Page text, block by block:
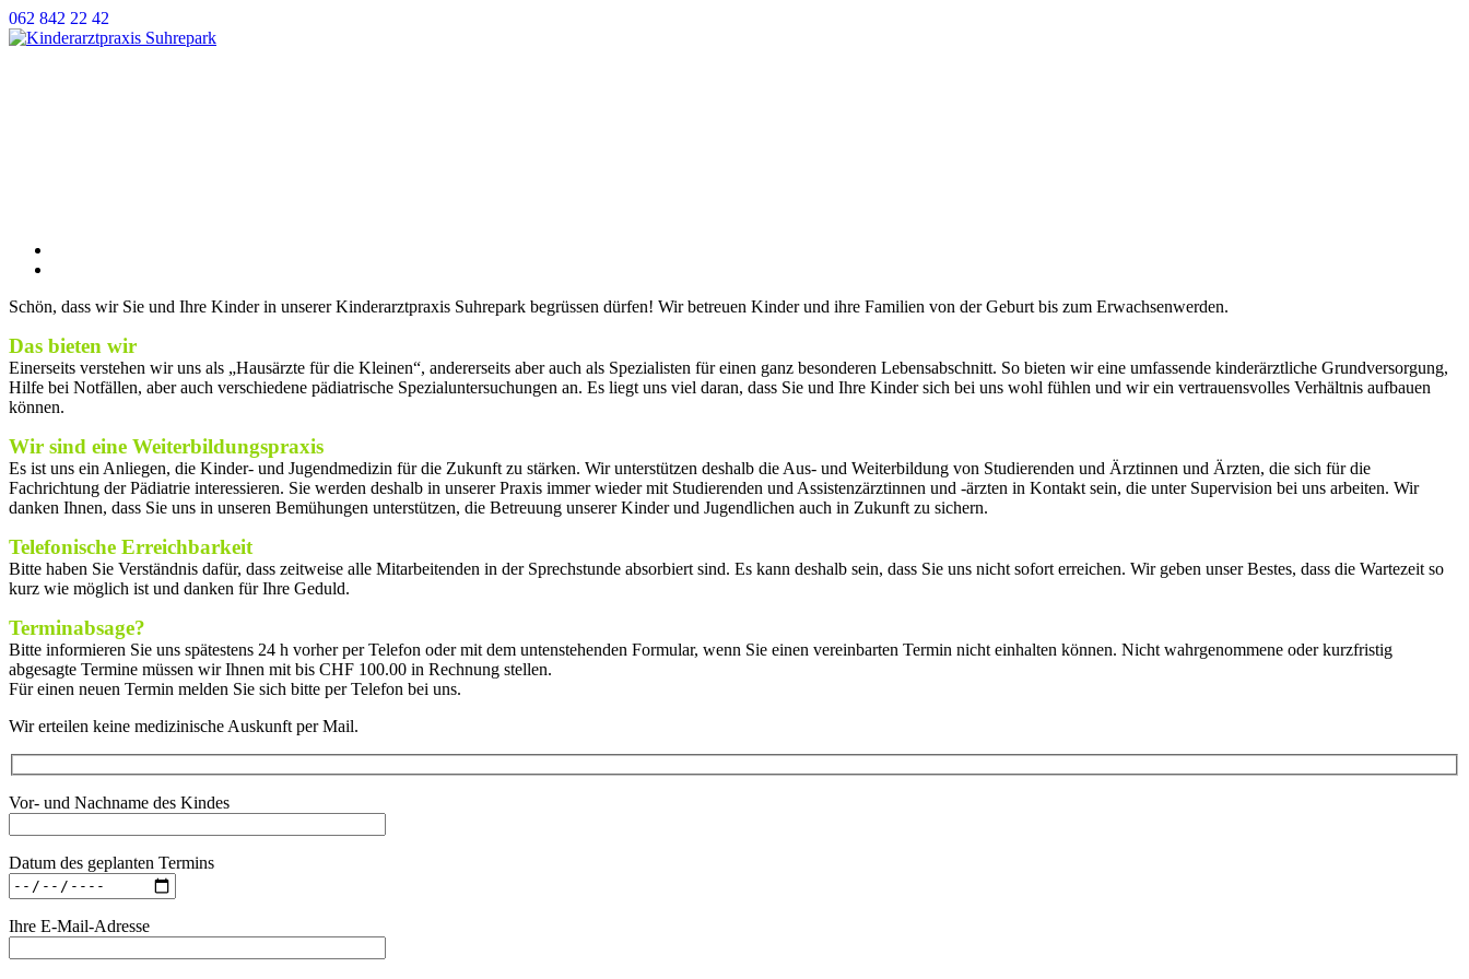
Weiter
zum
062 842 22 42
Schön, dass wir Sie und Ihre Kinder in unserer Kinderarztpraxis Suhrepark begrüssen dürfen! Wir betreuen Kinder und ihre Familien von der Geburt bis zum Erwachsenwerden.
Das bieten wir
Einerseits verstehen wir uns als „Hausärzte für die Kleinen“, andererseits aber auch als Spezialisten für einen ganz besonderen Lebensabschnitt. So bieten wir eine umfassende kinderärztliche Grundversorgung,
Hilfe bei Notfällen, aber auch verschiedene pädiatrische Spezialuntersuchungen an. Es liegt uns viel daran, dass Sie und Ihre Kinder sich bei uns wohl fühlen und wir ein vertrauensvolles Verhältnis aufbauen
können.
Wir sind eine Weiterbildungspraxis
Es ist uns ein Anliegen, die Kinder- und Jugendmedizin für die Zukunft zu stärken. Wir unterstützen deshalb die Aus- und Weiterbildung von Studierenden und Ärztinnen und Ärzten, die sich für die
Fachrichtung der Pädiatrie interessieren. Sie werden deshalb in unserer Praxis immer wieder mit Studierenden und Assistenzärztinnen und -ärzten in Kontakt sein, die unter Supervision bei uns arbeiten. Wir
danken Ihnen, dass Sie uns in unseren Bemühungen unterstützen, die Betreuung unserer Kinder und Jugendlichen auch in Zukunft zu sichern.
Telefonische Erreichbarkeit
Bitte haben Sie Verständnis dafür, dass zeitweise alle Mitarbeitenden in der Sprechstunde absorbiert sind. Es kann deshalb sein, dass Sie uns nicht sofort erreichen. Wir geben unser Bestes, dass die Wartezeit so
kurz wie möglich ist und danken für Ihre Geduld.
Terminabsage?
Bitte informieren Sie uns spätestens 24 h vorher per Telefon oder mit dem untenstehenden Formular, wenn Sie einen vereinbarten Termin nicht einhalten können. Nicht wahrgenommene oder kurzfristig
abgesagte Termine müssen wir Ihnen mit bis CHF 100.00 in Rechnung stellen.
Für einen neuen Termin melden Sie sich bitte per Telefon bei uns.
Wir erteilen keine medizinische Auskunft per Mail.
Vor- und Nachname des Kindes
Datum des geplanten Termins
Ihre E-Mail-Adresse